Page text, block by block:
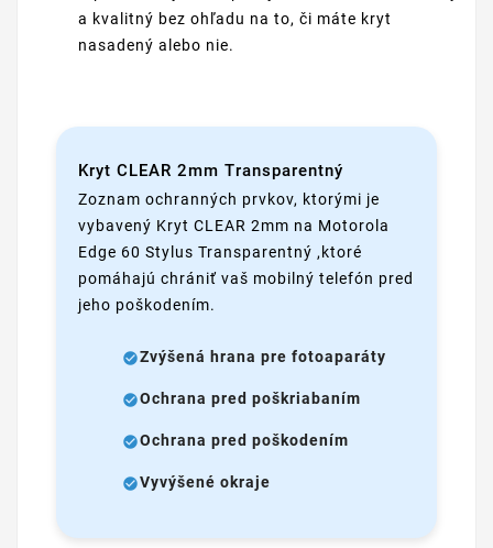
a kvalitný bez ohľadu na to, či máte kryt
nasadený alebo nie.
Kryt CLEAR 2mm Transparentný
Zoznam ochranných prvkov, ktorými je
vybavený Kryt CLEAR 2mm na Motorola
Edge 60 Stylus Transparentný ,ktoré
pomáhajú chrániť vaš mobilný telefón pred
jeho poškodením.
Zvýšená hrana pre fotoaparáty
Ochrana pred poškriabaním
Ochrana pred poškodením
Vyvýšené okraje